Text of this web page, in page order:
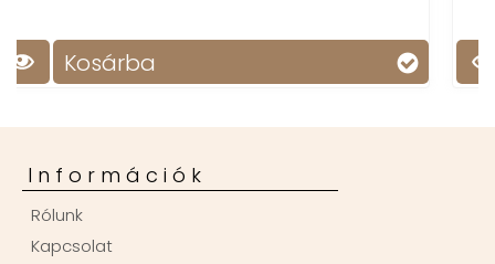
Információk
Rólunk
Kapcsolat